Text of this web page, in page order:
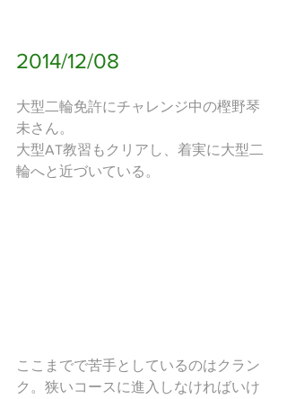
2014/12/08
大型二輪免許にチャレンジ中の樫野琴
未さん。
大型AT教習もクリアし、着実に大型二
輪へと近づいている。
ここまでで苦手としているのはクラン
ク。狭いコースに進入しなければいけ